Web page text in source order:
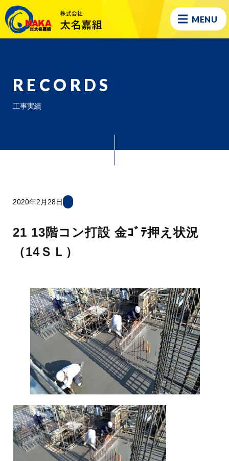
MENU
RECORDS
工事実績
2020年2月28日
21 13階コン打設 金ｺﾞﾃ押え状況
（14ＳＬ）